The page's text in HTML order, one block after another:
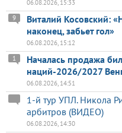
06.08.2026, 15:33
Виталий Косовский:
наконец, забьет гол»
9
06.08.2026, 15:12
Началась продажа
наций-2026/2027
1
06.08.2026, 14:51
1-й тур УПЛ. Никола
арбитров (ВИДЕО)
06.08.2026, 14:30